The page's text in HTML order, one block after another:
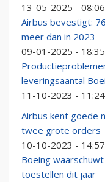
13-05-2025 - 08:06
Airbus bevestigt:
meer dan in 2023
09-01-2025 - 18:35
leveringsaantal
11-10-2023 - 11:24
Airbus kent goede
twee grote orders
10-10-2023 - 14:57
Boeing
toestellen dit jaar